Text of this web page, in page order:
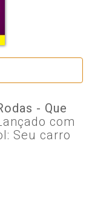
- Que
com
Seu carro